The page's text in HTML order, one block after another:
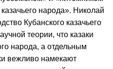
народа». Николай
Кубанского казачьего
теории, что казаки
народа, а отдельным
вежливо намекают